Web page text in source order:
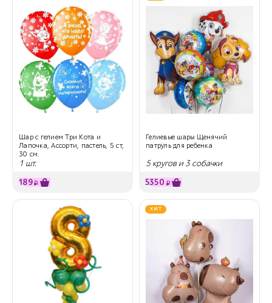
Шар с гелием Три Кота и
Лапочка, Ассорти, пастель, 5 ст,
30 см.
1 шт.
189₽
Гелиевые шары Щенячий
патруль для ребенка
5 кругов и 3 собачки
5350 ₽
ХИТ